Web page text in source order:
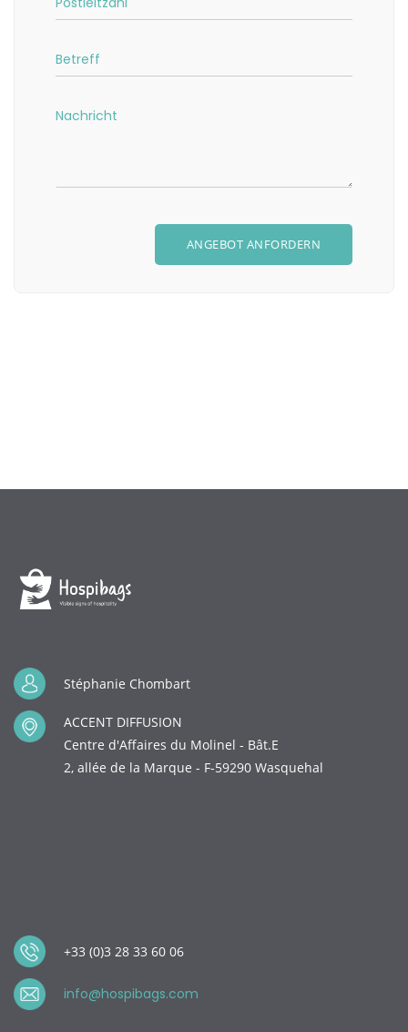
Stéphanie Chombart
ACCENT DIFFUSION
Centre d'Affaires du Molinel - Bât.E
2, allée de la Marque - F-59290 Wasquehal
+33 (0)3 28 33 60 06
info@hospibags.com